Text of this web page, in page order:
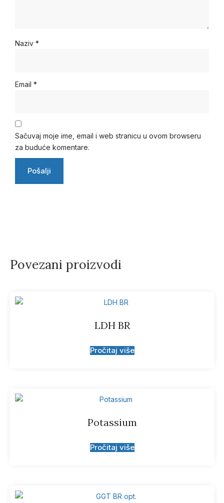
Naziv *
Email *
Sačuvaj moje ime, email i web stranicu u ovom browseru
za buduće komentare.
Povezani proizvodi
LDH BR
Pročitaj više
Potassium
Pročitaj više